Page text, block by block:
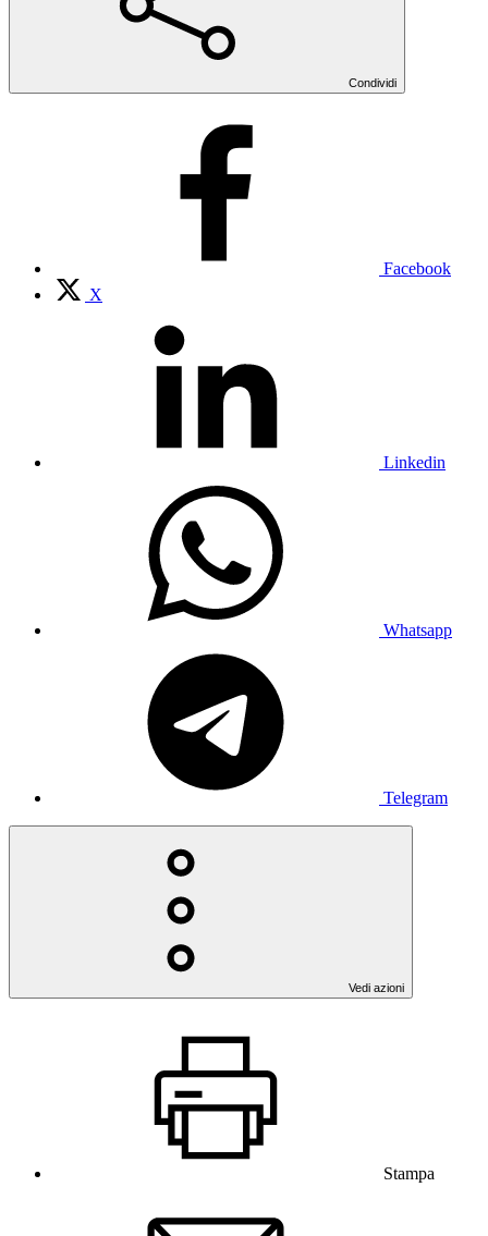
Condividi
Facebook
X
Linkedin
Whatsapp
Telegram
Vedi azioni
Stampa